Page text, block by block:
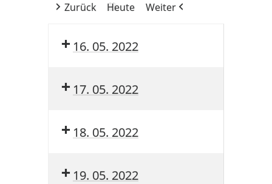
Zurück
Heute Weiter
16. 05. 2022
17. 05. 2022
18. 05. 2022
19. 05. 2022